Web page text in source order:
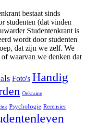
bestaat sinds
studenten (dat vinden
Studentenkrant is
wordt door studenten
dat zijn we zelf. We
waarvan we denken dat
Foto's Handig
Oekraïne
Psychologie Recensies